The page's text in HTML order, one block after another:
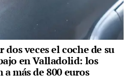
veces el coche de su
en Valladolid: los
más de 800 euros